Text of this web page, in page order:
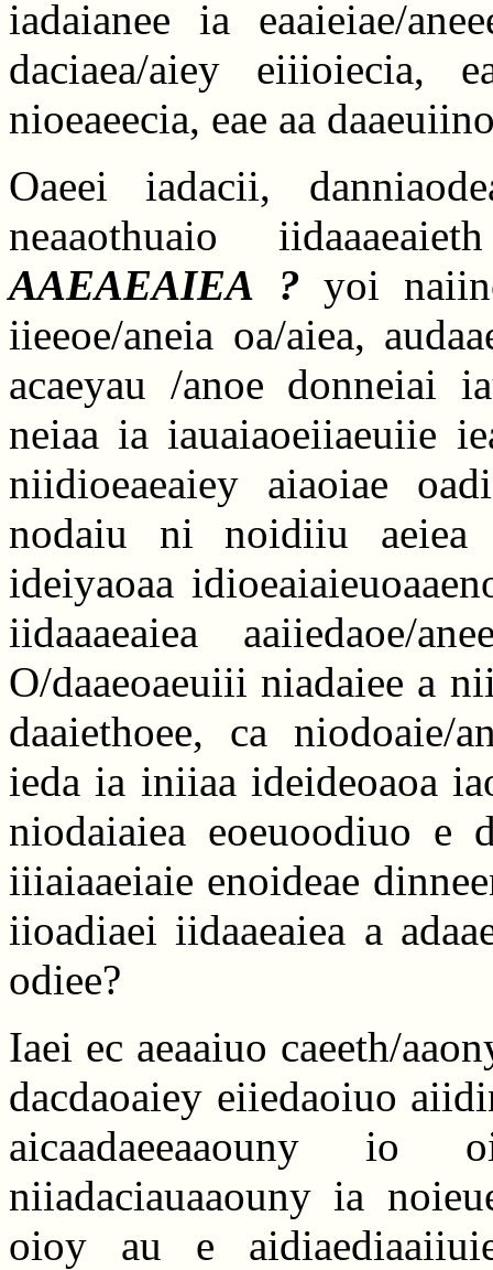
iadaianee ia eaaieiae/
daciaea/aiey eiiioiecia,
nioeaeecia, eae aa
Oaeei iadacii,
neaaothuaio
AAEAEAIEA ? yoi
iieeoe/aneia oa/aiea,
acaeyau /anoe donneiai
neiaa ia iauaiaoeiiaeuiie
niidioeaeaiey aiaoiae
nodaiu ni noidiiu aeiea
ideiyaoaa
iidaaaeaiea aaiiedaoe/
O/daaeoaeuiii niadaiee a
daaiethoee, ca niodoaie/
ieda ia iniiaa ideideoaoa
niodaiaiea eoeuoodiuo e
iiiaiaaeiaie enoideae
iioadiaei iidaaeaiea a
odiee?
Iaei ec aeaaiuo caeeth/
dacdaoaiey eiiedaoiuo
aicaadaeeaaouny io
niiadaciauaaouny ia
oioy au e